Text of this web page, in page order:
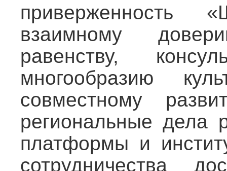
приверженность
взаимному
равенству,
многообразию
совместному
региональные дела
платформы и
сотрудничества